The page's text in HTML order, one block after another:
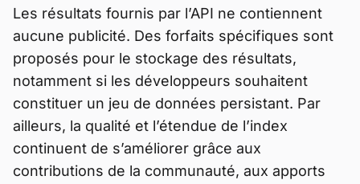
Les résultats fournis par l’API ne contiennent
aucune publicité. Des forfaits spécifiques sont
proposés pour le stockage des résultats,
notamment si les développeurs souhaitent
constituer un jeu de données persistant. Par
ailleurs, la qualité et l’étendue de l’index
continuent de s’améliorer grâce aux
contributions de la communauté, aux apports